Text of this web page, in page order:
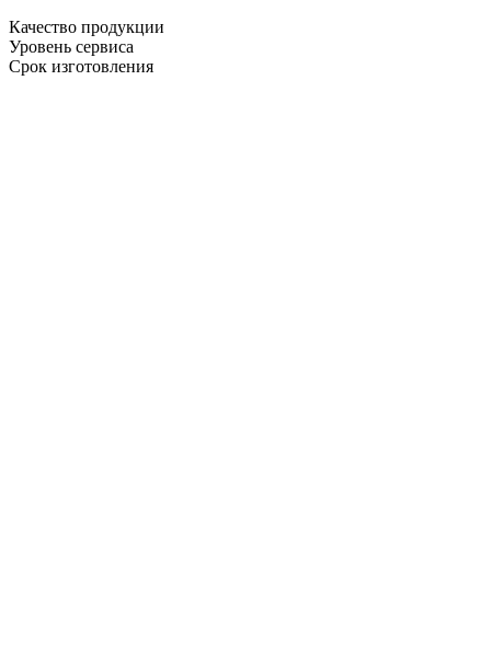
Качество продукции
Уровень сервиса
Срок изготовления